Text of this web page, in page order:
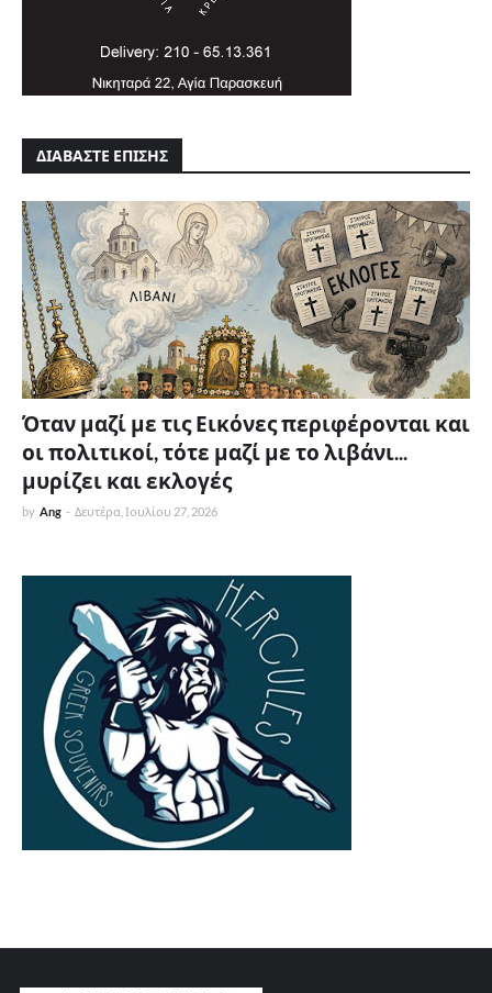
ΔΙΑΒΑΣΤΕ ΕΠΙΣΗΣ
Όταν μαζί με τις Εικόνες περιφέρονται και
οι πολιτικοί, τότε μαζί με το λιβάνι...
μυρίζει και εκλογές
by Ang - Δευτέρα, Ιουλίου 27, 2026